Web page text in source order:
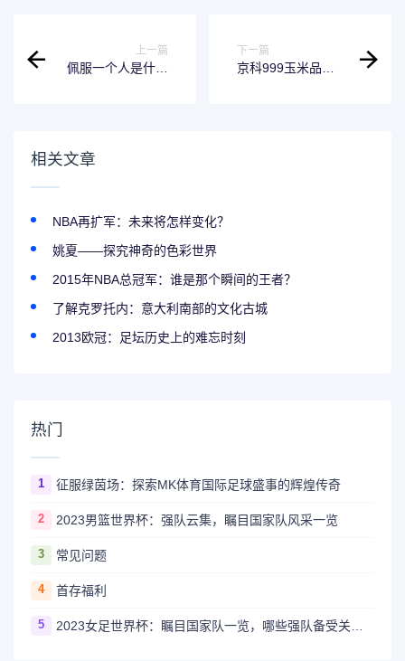
上一篇
佩服一个人是什么
下一篇
京科999玉米品种
相关文章
NBA再扩军：未来将怎样变化？
姚夏——探究神奇的色彩世界
2015年NBA总冠军：谁是那个瞬间的王者？
了解克罗托内：意大利南部的文化古城
2013欧冠：足坛历史上的难忘时刻
热门
1 征服绿茵场：探索MK体育国际足球盛事的辉煌传奇
2 2023男篮世界杯：强队云集，瞩目国家队风采一览
3 常见问题
4 首存福利
5